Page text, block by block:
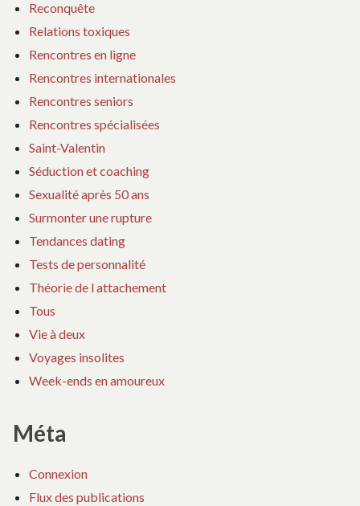
Reconquête
Relations toxiques
Rencontres en ligne
Rencontres internationales
Rencontres seniors
Rencontres spécialisées
Saint-Valentin
Séduction et coaching
Sexualité après 50 ans
Surmonter une rupture
Tendances dating
Tests de personnalité
Théorie de l attachement
Tous
Vie à deux
Voyages insolites
Week-ends en amoureux
Méta
Connexion
Flux des publications